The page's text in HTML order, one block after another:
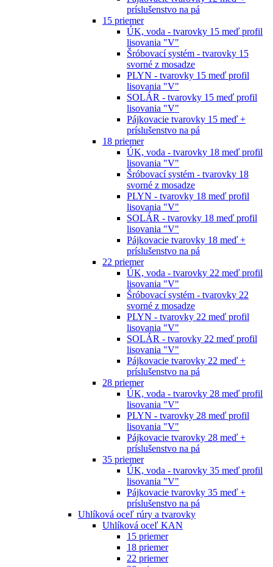
príslušenstvo na pá
15 priemer
ÚK, voda - tvarovky 15 meď profil
lisovania "V"
Šróbovací systém - tvarovky 15
svorné z mosadze
PLYN - tvarovky 15 meď profil
lisovania "V"
SOLÁR - tvarovky 15 meď profil
lisovania "V"
Pájkovacie tvarovky 15 meď +
príslušenstvo na pá
18 priemer
ÚK, voda - tvarovky 18 meď profil
lisovania "V"
Šróbovací systém - tvarovky 18
svorné z mosadze
PLYN - tvarovky 18 meď profil
lisovania "V"
SOLÁR - tvarovky 18 meď profil
lisovania "V"
Pájkovacie tvarovky 18 meď +
príslušenstvo na pá
22 priemer
ÚK, voda - tvarovky 22 meď profil
lisovania "V"
Šróbovací systém - tvarovky 22
svorné z mosadze
PLYN - tvarovky 22 meď profil
lisovania "V"
SOLÁR - tvarovky 22 meď profil
lisovania "V"
Pájkovacie tvarovky 22 meď +
príslušenstvo na pá
28 priemer
ÚK, voda - tvarovky 28 meď profil
lisovania "V"
PLYN - tvarovky 28 meď profil
lisovania "V"
Pájkovacie tvarovky 28 meď +
príslušenstvo na pá
35 priemer
ÚK, voda - tvarovky 35 meď profil
lisovania "V"
Pájkovacie tvarovky 35 meď +
príslušenstvo na pá
Uhlíková oceľ rúry a tvarovky
Uhlíková oceľ KAN
15 priemer
18 priemer
22 priemer